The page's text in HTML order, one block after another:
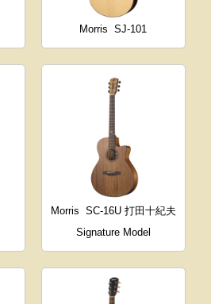
Morris SJ-101
Morris SC-16U 打田十紀夫
Signature Model